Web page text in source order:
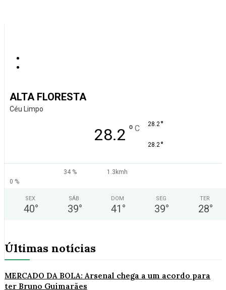
ALTA FLORESTA
Céu Limpo
28.2 ° C 28.2°
28.2°
34 %
1.3kmh
0 %
SEX
40°
SÁB
39°
DOM
41 °
SEG
39°
TER
28°
Últimas notícias
MERCADO DA BOLA: Arsenal chega a um acordo para
ter Bruno Guimarães